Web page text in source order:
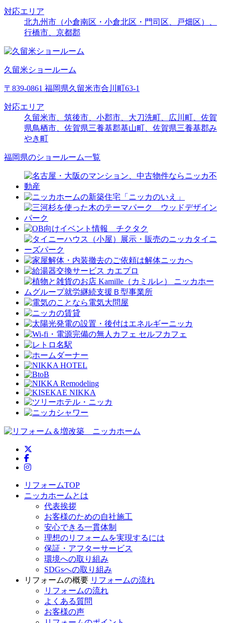
対応エリア
北九州市（小倉南区・小倉北区・門司区、戸畑区）、
行橋市、京都郡
久留米ショールーム
〒839-0861 福岡県久留米市合川町63-1
対応エリア
久留米市、筑後市、小郡市、大刀洗町、広川町、佐賀
県鳥栖市、佐賀県三養基郡基山町、佐賀県三養基郡み
やき町
福岡県のショールーム一覧
ニッカホーム公式Facebook
ニッカホーム公式Instagram
リフォームTOP
ニッカホームとは
代表挨拶
お客様のための自社施工
安心できる一貫体制
理想のリフォームを実現するには
保証・アフターサービス
環境への取り組み
SDGsへの取り組み
リフォームの概要 リフォームの流れ
リフォームの流れ
よくある質問
お客様の声